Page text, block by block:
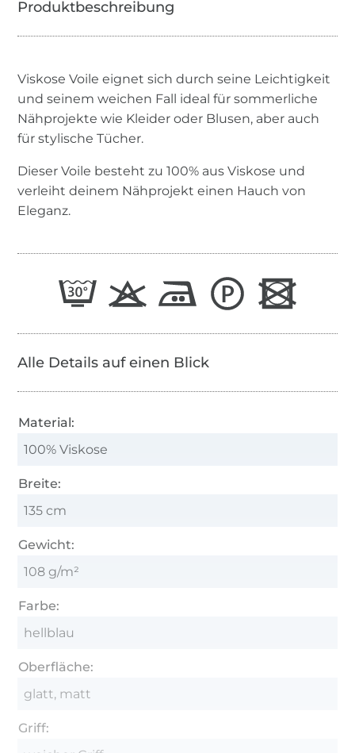
Viskose Voile eignet sich durch seine Leichtigkeit
und seinem weichen Fall ideal für sommerliche
Nähprojekte wie Kleider oder Blusen, aber auch
für stylische Tücher.
Dieser Voile besteht zu 100% aus Viskose und
verleiht deinem Nähprojekt einen Hauch von
Eleganz.
Alle Details auf einen Blick
Material:
100% Viskose
Breite:
135 cm
Gewicht:
108 g/m²
Farbe:
hellblau
Oberfläche:
glatt, matt
Griff: